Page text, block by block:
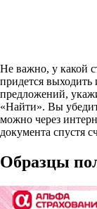
Не важно, у какой
придется
предложений,
«Найти». Вы
можно через
документа спустя
Образцы